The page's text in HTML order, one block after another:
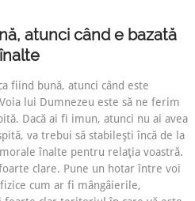
atunci când e bazată
fiind bună, atunci când este
lui Dumnezeu este să ne ferim
Dacă ai fi imun, atunci nu ai avea
va trebui să stabileşti încă de la
înalte pentru relaţia voastră.
clare. Pune un hotar între voi
cum ar fi mângâierile,